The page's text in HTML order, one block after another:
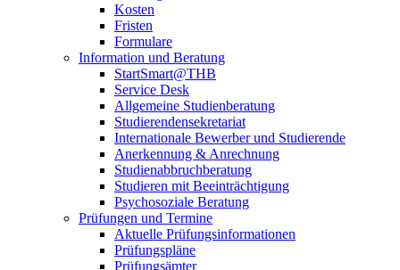
Kosten
Fristen
Formulare
Information und Beratung
StartSmart@THB
Service Desk
Allgemeine Studienberatung
Studierendensekretariat
Internationale Bewerber und Studierende
Anerkennung & Anrechnung
Studienabbruchberatung
Studieren mit Beeinträchtigung
Psychosoziale Beratung
Prüfungen und Termine
Aktuelle Prüfungsinformationen
Prüfungspläne
Prüfungsämter